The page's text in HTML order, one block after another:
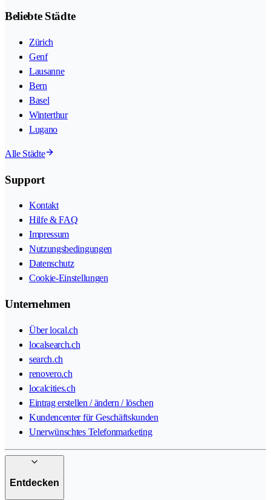
Beliebte Städte
Zürich
Genf
Lausanne
Bern
Basel
Winterthur
Lugano
Alle Städte
Support
Kontakt
Hilfe & FAQ
Impressum
Nutzungsbedingungen
Datenschutz
Cookie-Einstellungen
Unternehmen
Über local.ch
localsearch.ch
search.ch
renovero.ch
localcities.ch
Eintrag erstellen / ändern / löschen
Kundencenter für Geschäftskunden
Unerwünschtes Telefonmarketing
Entdecken